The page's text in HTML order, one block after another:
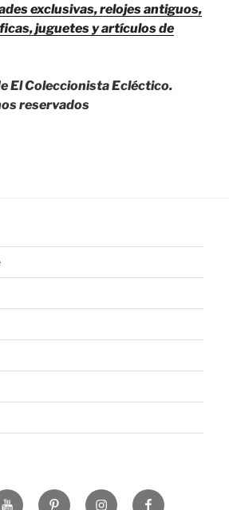
exclusivas, relojes antiguos,
juguetes y artículos de
El Coleccionista Ecléctico.
reservados
in/%C3%B3scar-
u/0/
https://www.youtube.com/channel/
https://es.pinterest.com/
https://
https://